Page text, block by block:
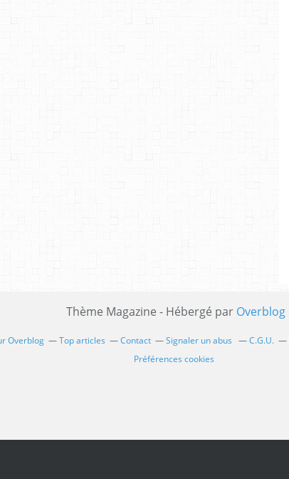
Thème Magazine - Hébergé par Overblog
Overblog Top articles Contact Signaler un abus C.G.U.
Préférences cookies